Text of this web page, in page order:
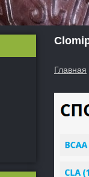
Главная